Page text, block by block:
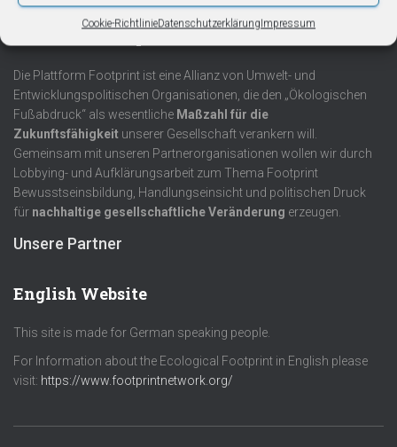
Cookie-RichtlinieDatenschutzerklärungImpressum
Plattform Footprint
Die Plattform Footprint ist eine Allianz von Umwelt- und
Entwicklungspolitischen Organisationen, die den „Ökologischen
Fußabdruck“ als wesentliche Maßzahl für die
Zukunftsfähigkeit unserer Gesellschaft verankern will.
Gemeinsam mit unseren Partnerorganisationen wollen wir durch
Lobbying- und Aufklärungsarbeit zum Thema Footprint
Bewusstseinsbildung, Handlungseinsicht und politischen Druck
für nachhaltige gesellschaftliche Veränderung erzeugen.
Unsere Partner
English Website
This site is made for German speaking people.
For Information about the Ecological Footprint in English please
visit: https://www.footprintnetwork.org/